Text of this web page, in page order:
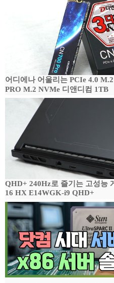
어디에나 어울리는 PCIe 4.0
PRO M.2 NVMe 디앤디컴 1TB
QHD+ 240Hz로 즐기는 고성능
16 HX E14WGK-i9 QHD+